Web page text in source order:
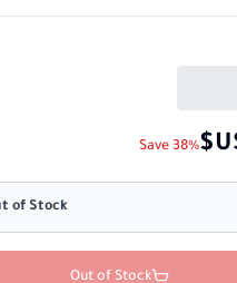
Save 38%
of Stock
Out of Stock